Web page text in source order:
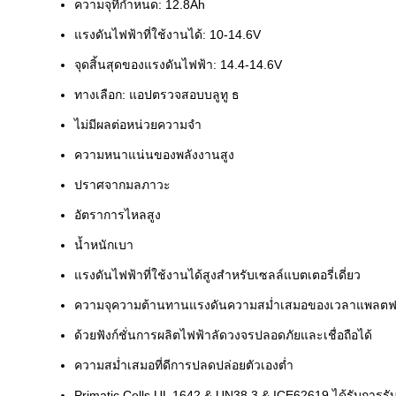
ความจุที่กำหนด: 12.8Ah
แรงดันไฟฟ้าที่ใช้งานได้: 10-14.6V
จุดสิ้นสุดของแรงดันไฟฟ้า: 14.4-14.6V
ทางเลือก: แอปตรวจสอบบลูทู ธ
ไม่มีผลต่อหน่วยความจำ
ความหนาแน่นของพลังงานสูง
ปราศจากมลภาวะ
อัตราการไหลสูง
น้ำหนักเบา
แรงดันไฟฟ้าที่ใช้งานได้สูงสำหรับเซลล์แบตเตอรี่เดี่ยว
ความจุความต้านทานแรงดันความสม่ำเสมอของเวลาแพลต
ด้วยฟังก์ชั่นการผลิตไฟฟ้าลัดวงจรปลอดภัยและเชื่อถือได้
ความสม่ำเสมอที่ดีการปลดปล่อยตัวเองต่ำ